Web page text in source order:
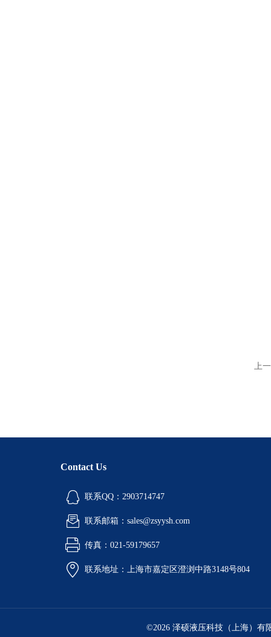
上
Contact Us
联系QQ：2903714747
联系邮箱：sales@zsyysh.com
传真：021-59179657
联系地址：上海市嘉定区澄浏中路3148号804
©2026 泽硕液压科技（上海）有